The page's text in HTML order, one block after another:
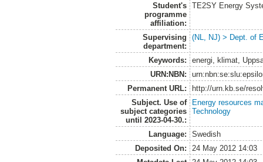
Student's
programme
affiliation:
TE2SY Energy
Supervising
department:
(NL, NJ) > Dept. of
Keywords:
energi, klimat,
URN:NBN:
Permanent URL:
http://urn.kb.se/
Subject. Use of
subject categories
until 2023-04-30.:
Energy resources
Technology
Language:
Swedish
Deposited On:
24 May 2012 14:03